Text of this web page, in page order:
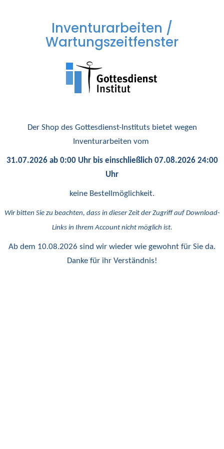
Inventurarbeiten /
Wartungszeitfenster
Der Shop des Gottesdienst-Instituts bietet wegen
Inventurarbeiten vom
31.07.2026 ab 0:00 Uhr bis einschließlich 07.08.2026 24:00
Uhr
keine Bestellmöglichkeit.
Wir bitten Sie zu beachten, dass in dieser Zeit der Zugriff auf Download-
Links in Ihrem Account nicht möglich ist.
Ab dem 10.08.2026 sind wir wieder wie gewohnt für Sie da.
Danke für ihr Verständnis!